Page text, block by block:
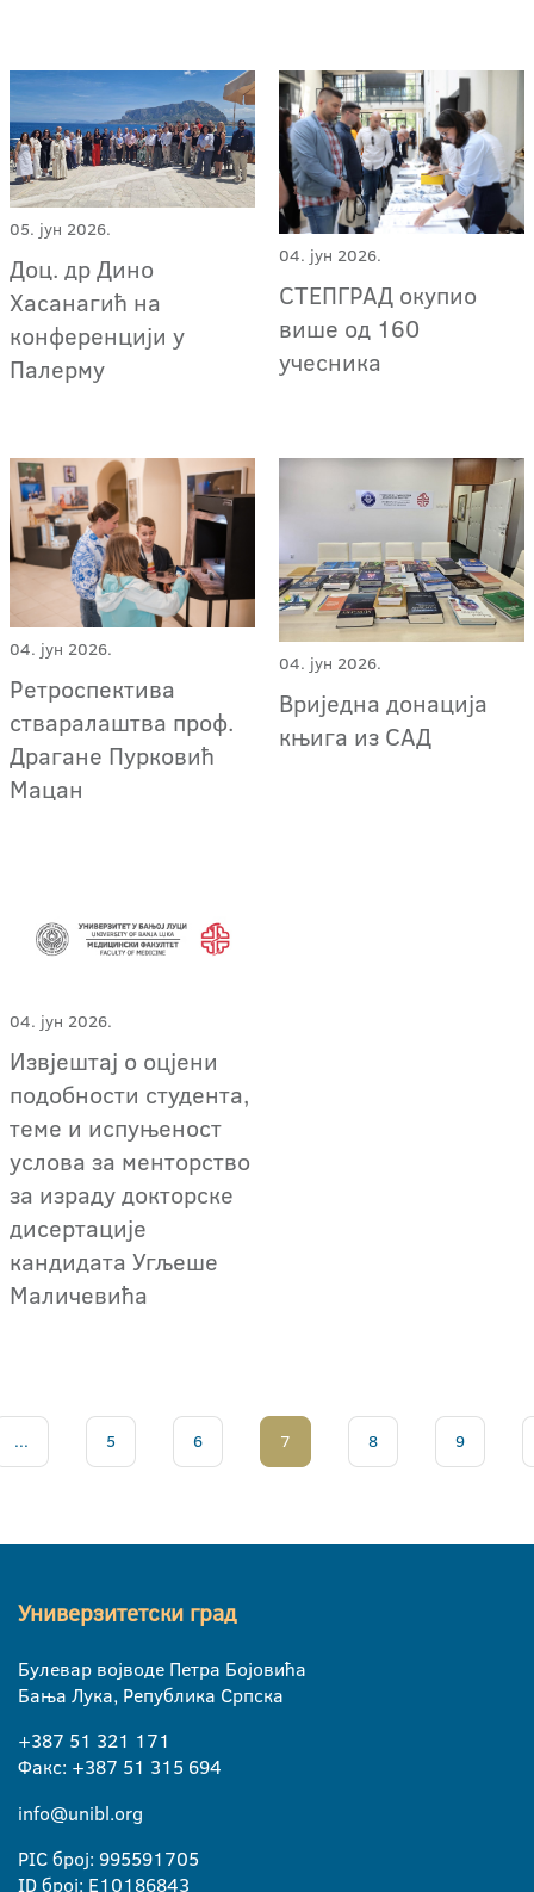
05. јун 2026.
Доц. др Дино
Хасанагић на
конференцији у
Палерму
04. јун 2026.
СТЕПГРАД окупио
више од 160
учесника
04. јун 2026.
Ретроспектива
стваралаштва проф.
Драгане Пурковић
Мацан
04. јун 2026.
Вриједна донација
књига из САД
04. јун 2026.
Извјештај о оцјени
подобности студента,
теме и испуњеност
услова за менторство
за израду докторске
дисертације
кандидата Угљеше
Маличевића
... 5 6 7 8 9
Универзитетски град
Булевар војводе Петра Бојовића
Бања Лука, Република Српска
+387 51 321 171
Факс: +387 51 315 694
info@unibl.org
PIC број: 995591705
ID број: E10186843